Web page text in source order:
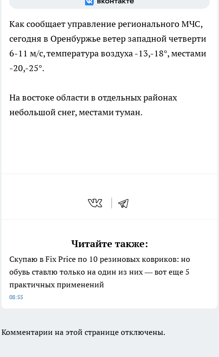
Как сообщает управление регионального МЧС,
сегодня в Оренбуржье ветер западной четверти
6-11 м/с, температура воздуха -13,-18°, местами
-20,-25°.
На востоке области в отдельных районах
небольшой снег, местами туман.
Читайте также:
Скупаю в Fix Price по 10 резиновых ковриков: но
обувь ставлю только на один из них — вот еще 5
практичных применений
08:55
Комментарии на этой странице отключены.